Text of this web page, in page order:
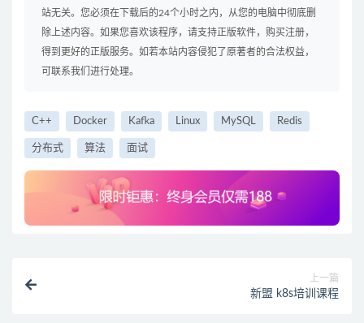
站无关。您必须在下载后的24个小时之内，从您的电脑中彻底删
除上述内容。如果您喜欢该程序，请支持正版软件，购买注册，
得到更好的正版服务。如若本站内容侵犯了原著者的合法权益，
可联系我们进行处理。
C++ Docker Kafka Linux MySQL Redis
分布式 算法 面试
上一篇
新盟 k8s培训课程